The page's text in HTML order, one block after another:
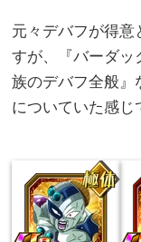
元々デバフが得意
すが、『バーダッ
族のデバフ全般』
についていた感じ